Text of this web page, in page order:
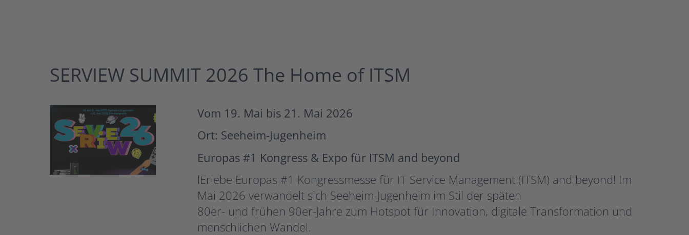
SERVIEW SUMMIT 2026 The Home of ITSM
Vom 19. Mai bis 21. Mai 2026
Ort: Seeheim-Jugenheim
Europas #1 Kongress & Expo für ITSM and beyond
lErlebe Europas #1 Kongressmesse für IT Service Management (ITSM) and beyond! Im
Mai 2026 verwandelt sich Seeheim-Jugenheim im Stil der späten
80er- und frühen 90er-Jahre zum Hotspot für Innovation, digitale Transformation und
menschlichen Wandel.